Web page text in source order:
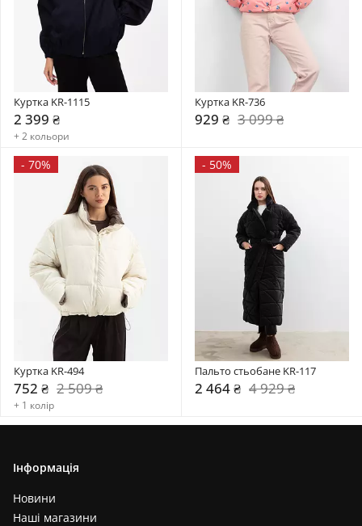
Куртка KR-1115
2 399 ₴
+ 2 кольори
Куртка KR-736
929 ₴ 3 099 ₴
- 70%
Куртка KR-494
752 ₴ 2 509 ₴
+ 1 колір
- 50%
Пальто стьобане KR-117
2 464 ₴ 4 929 ₴
Інформація
Новини
Наші магазини